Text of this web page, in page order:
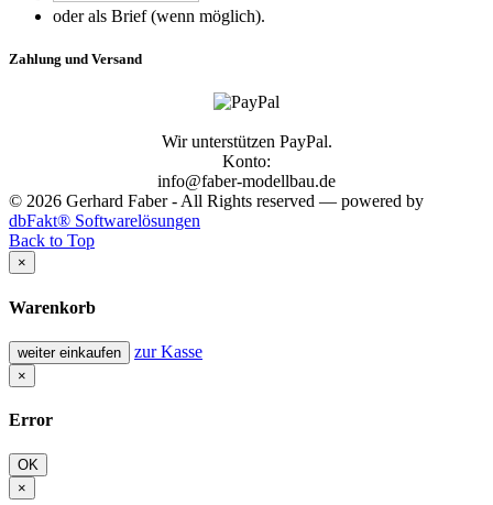
oder als Brief (wenn möglich).
Zahlung und Versand
Wir unterstützen PayPal.
Konto:
info@faber-modellbau.de
© 2026 Gerhard Faber - All Rights reserved — powered by
dbFakt® Softwarelösungen
Back to Top
×
Warenkorb
weiter einkaufen zur Kasse
×
Error
OK
×